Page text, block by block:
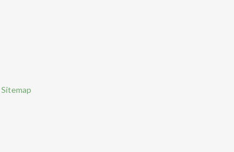
Sitemap